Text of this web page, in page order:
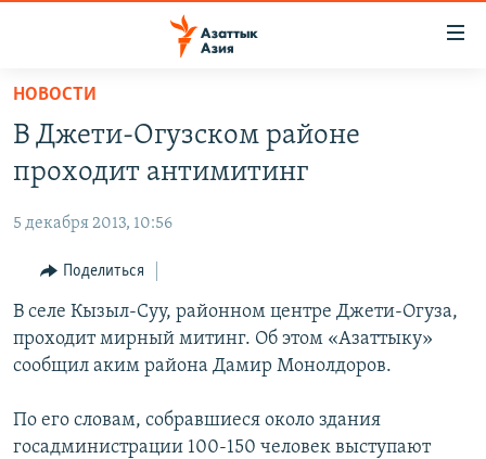
Вернуться
основному
содержанию
Вернутся
навигации
Вернутся
поиску
УЗБЕКИСТАН
ТАДЖИКИСТАН
НОВОСТИ
ВОЙНА В УКРАИНЕ
НА ДРУГИХ ЯЗЫКАХ
ҚАЗАҚША
КЫРГЫЗЧА
ЎЗБЕКЧА
TÜRKMENÇE
НОВОСТИ
В Джети-Огузском районе
проходит антимитинг
5 декабря 2013, 10:56
Поделиться
В селе Кызыл-Суу, районном центре Джети-Огуза,
проходит мирный митинг. Об этом «Азаттыку»
сообщил аким района Дамир Монолдоров.
По его словам, собравшиеся около здания
госадминистрации 100-150 человек выступают